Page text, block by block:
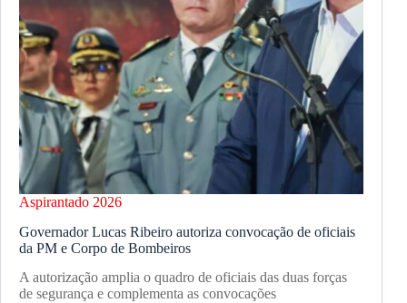
Aspirantado 2026
Governador Lucas Ribeiro autoriza convocação de oficiais
da PM e Corpo de Bombeiros
A autorização amplia o quadro de oficiais das duas forças
de segurança e complementa as convocações